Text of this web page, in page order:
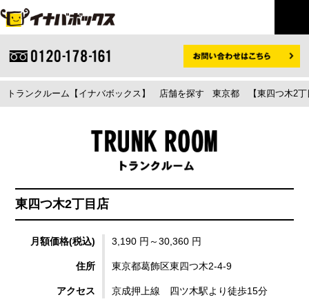
トランクルーム【イナバボックス】 店舗を探す 東京都 【東四つ木2
東四つ木2丁目店
月額価格(税込) 3,190 円～30,360 円
住所 東京都葛飾区東四つ木2-4-9
アクセス 京成押上線 四ツ木駅より徒歩15分